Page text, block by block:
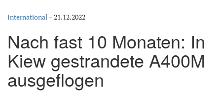
International–21.12.2022
Nach fast 10 Monaten: In
Kiew gestrandete A400M
ausgeflogen